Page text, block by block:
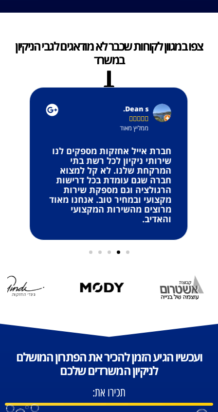
צפו במגוון לקוחות שכבר לא מודאגים לגבי הניקיון
במשרד
Dean s.





ממליץ מאוד
חברת אייל אחזקות מספקים לנו
שירותי ניקיון לכל רשת בתי
המרקחת שלנו. לא קל למצוא
חברה שגם עומדת בכל דרישות
הרגולציה וגם מספקת שירות
מקצועי ובמחיר טוב. אנחנו מאוד
מרוצים מהשירות המקצועי
והאדיב.
ועכשיו הגיע הזמן להכיר את הפתרון המושלם
לניקיון המשרדים שלכם
תכירו את: